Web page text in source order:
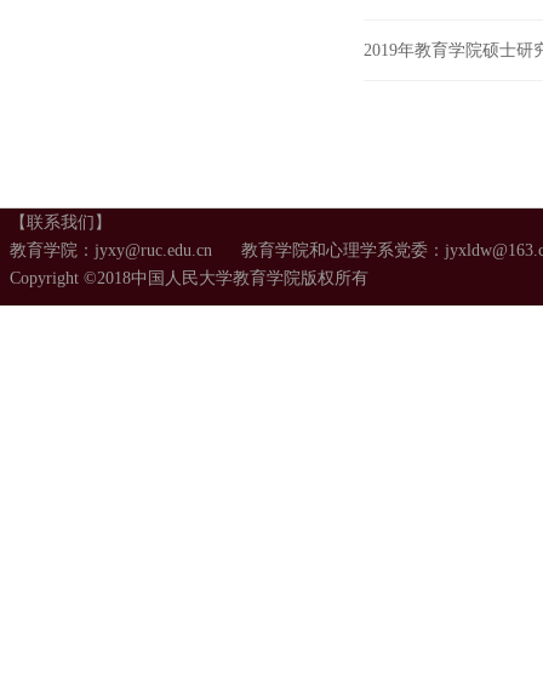
2019年教育学院硕士研
【联系我们】
教育学院：jyxy@ruc.edu.cn 教育学院和心理学系党委：
Copyright ©2018中国人民大学教育学院版权所有